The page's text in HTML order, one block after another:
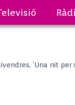
‘Una nit